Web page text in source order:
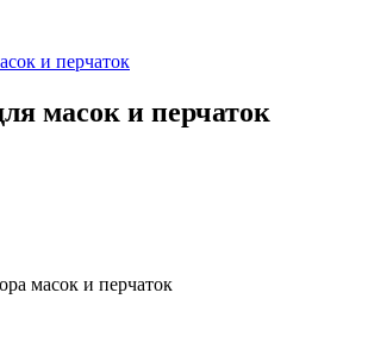
масок и перчаток
масок и перчаток